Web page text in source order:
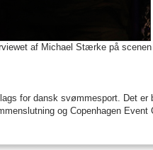
af Michael Stærke på
for dansk svømmesport. Det er
og Copenhagen Event